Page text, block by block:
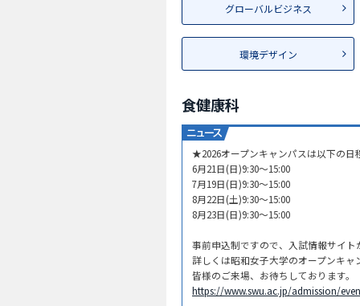
グローバルビジネス
環境デザイン
食健康科
★2026オープンキャンパスは以下の日
6月21日(日)9:30～15:00
7月19日(日)9:30～15:00
8月22日(土)9:30～15:00
8月23日(日)9:30～15:00
事前申込制ですので、入試情報サイ
詳しくは昭和女子大学のオープンキ
皆様のご来場、お待ちしております。
https://www.swu.ac.jp/admission/